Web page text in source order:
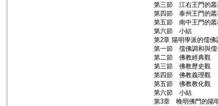
第三節 江右王門的叢
第四節 泰州王門的叢
第五節 南中王門的叢
第六節 小結
第2章 陽明學派的儒
第一節 儒佛調和與儒
第二節 佛教經典觀
第三節 佛教歷史觀
第四節 佛教義理觀
第五節 佛教教化觀
第六節 小結
第3章 晚明佛門的陽